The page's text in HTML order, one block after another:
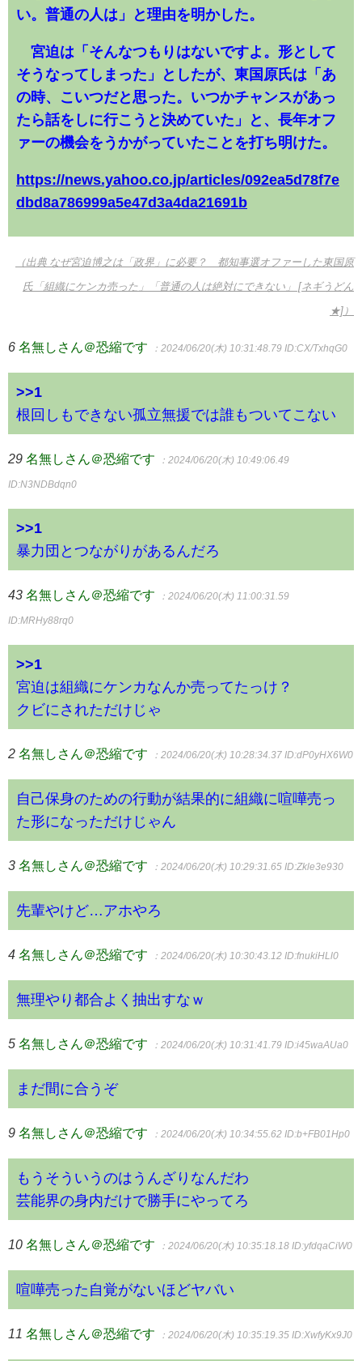
い。普通の人は」と理由を明かした。
宮迫は「そんなつもりはないですよ。形として
そうなってしまった」としたが、東国原氏は「あ
の時、こいつだと思った。いつかチャンスがあっ
たら話をしに行こうと決めていた」と、長年オフ
ァーの機会をうかがっていたことを打ち明けた。
https://news.yahoo.co.jp/articles/092ea5d78f7e
dbd8a786999a5e47d3a4da21691b
（出典 なぜ宮迫博之は「政界」に必要？ 都知事選オファーした東国原
氏「組織にケンカ売った」「普通の人は絶対にできない」 [ネギうどん
★]）
6 名無しさん＠恐縮です ：2024/06/20(木) 10:31:48.79 ID:CX/TxhqG0
>>1
根回しもできない孤立無援では誰もついてこない
29 名無しさん＠恐縮です ：2024/06/20(木) 10:49:06.49
ID:N3NDBdqn0
>>1
暴力団とつながりがあるんだろ
43 名無しさん＠恐縮です ：2024/06/20(木) 11:00:31.59
ID:MRHy88rq0
>>1
宮迫は組織にケンカなんか売ってたっけ？
クビにされただけじゃ
2 名無しさん＠恐縮です ：2024/06/20(木) 10:28:34.37 ID:dP0yHX6W0
自己保身のための行動が結果的に組織に喧嘩売っ
た形になっただけじゃん
3 名無しさん＠恐縮です ：2024/06/20(木) 10:29:31.65 ID:Zkle3e930
先輩やけど…アホやろ
4 名無しさん＠恐縮です ：2024/06/20(木) 10:30:43.12 ID:fnukiHLl0
無理やり都合よく抽出すなｗ
5 名無しさん＠恐縮です ：2024/06/20(木) 10:31:41.79 ID:i45waAUa0
まだ間に合うぞ
9 名無しさん＠恐縮です ：2024/06/20(木) 10:34:55.62 ID:b+FB01Hp0
もうそういうのはうんざりなんだわ
芸能界の身内だけで勝手にやってろ
10 名無しさん＠恐縮です ：2024/06/20(木) 10:35:18.18 ID:yfdqaCiW0
喧嘩売った自覚がないほどヤバい
11 名無しさん＠恐縮です ：2024/06/20(木) 10:35:19.35 ID:XwfyKx9J0